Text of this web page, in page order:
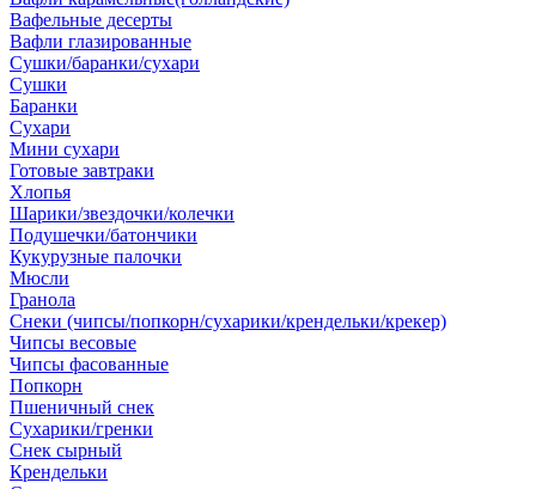
Вафельные десерты
Вафли глазированные
Сушки/баранки/сухари
Сушки
Баранки
Сухари
Мини сухари
Готовые завтраки
Хлопья
Шарики/звездочки/колечки
Подушечки/батончики
Кукурузные палочки
Мюсли
Гранола
Снеки (чипсы/попкорн/сухарики/крендельки/крекер)
Чипсы весовые
Чипсы фасованные
Попкорн
Пшеничный снек
Сухарики/гренки
Снек сырный
Крендельки